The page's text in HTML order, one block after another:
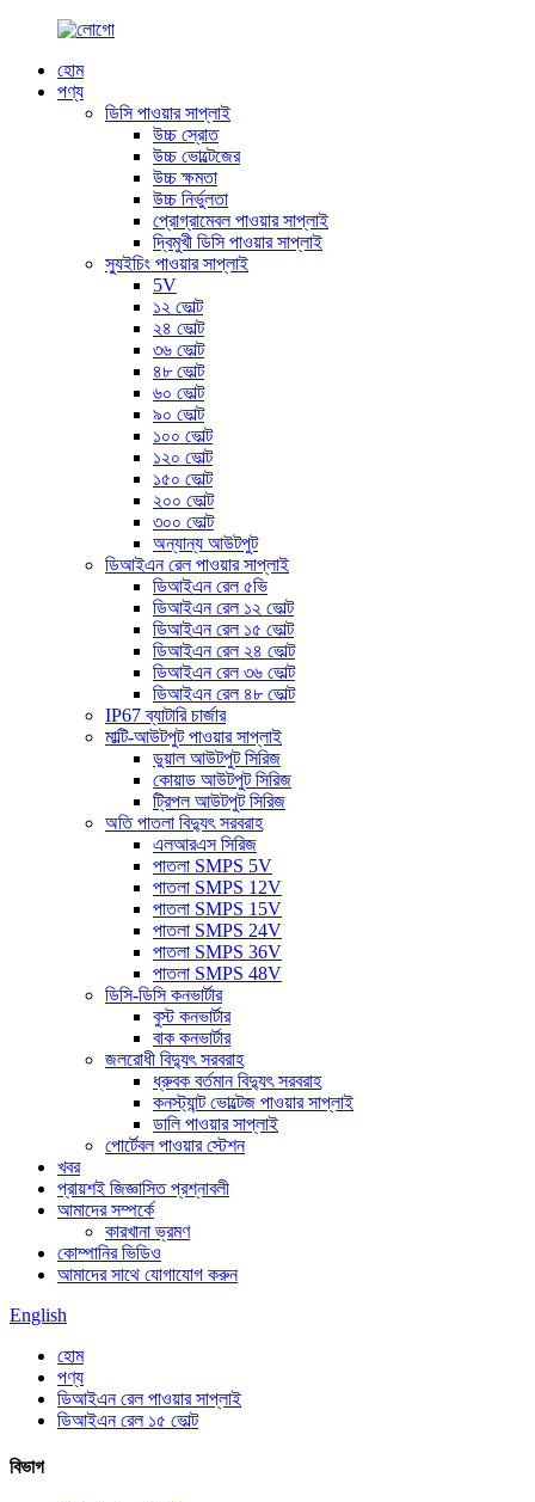
হোম
পণ্য
ডিসি পাওয়ার সাপ্লাই
উচ্চ স্রোত
উচ্চ ভোল্টেজের
উচ্চ ক্ষমতা
উচ্চ নির্ভুলতা
প্রোগ্রামেবল পাওয়ার সাপ্লাই
দ্বিমুখী ডিসি পাওয়ার সাপ্লাই
স্যুইচিং পাওয়ার সাপ্লাই
5V
১২ ভোল্ট
২৪ ভোল্ট
৩৬ ভোল্ট
৪৮ ভোল্ট
৬০ ভোল্ট
৯০ ভোল্ট
১০০ ভোল্ট
১২০ ভোল্ট
১৫০ ভোল্ট
২০০ ভোল্ট
৩০০ ভোল্ট
অন্যান্য আউটপুট
ডিআইএন রেল পাওয়ার সাপ্লাই
ডিআইএন রেল ৫ভি
ডিআইএন রেল ১২ ভোল্ট
ডিআইএন রেল ১৫ ভোল্ট
ডিআইএন রেল ২৪ ভোল্ট
ডিআইএন রেল ৩৬ ভোল্ট
ডিআইএন রেল ৪৮ ভোল্ট
IP67 ব্যাটারি চার্জার
মাল্টি-আউটপুট পাওয়ার সাপ্লাই
ডুয়াল আউটপুট সিরিজ
কোয়াড আউটপুট সিরিজ
ট্রিপল আউটপুট সিরিজ
অতি পাতলা বিদ্যুৎ সরবরাহ
এলআরএস সিরিজ
পাতলা SMPS 5V
পাতলা SMPS 12V
পাতলা SMPS 15V
পাতলা SMPS 24V
পাতলা SMPS 36V
পাতলা SMPS 48V
ডিসি-ডিসি কনভার্টার
বুস্ট কনভার্টার
বাক কনভার্টার
জলরোধী বিদ্যুৎ সরবরাহ
ধ্রুবক বর্তমান বিদ্যুৎ সরবরাহ
কনস্ট্যান্ট ভোল্টেজ পাওয়ার সাপ্লাই
ডালি পাওয়ার সাপ্লাই
পোর্টেবল পাওয়ার স্টেশন
খবর
প্রায়শই জিজ্ঞাসিত প্রশ্নাবলী
আমাদের সম্পর্কে
কারখানা ভ্রমণ
কোম্পানির ভিডিও
আমাদের সাথে যোগাযোগ করুন
English
হোম
পণ্য
ডিআইএন রেল পাওয়ার সাপ্লাই
ডিআইএন রেল ১৫ ভোল্ট
বিভাগ